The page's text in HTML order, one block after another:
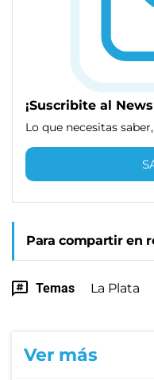
¡Suscribite al
Lo que necesitas
Para compartir en
Temas La Plata
Ver más